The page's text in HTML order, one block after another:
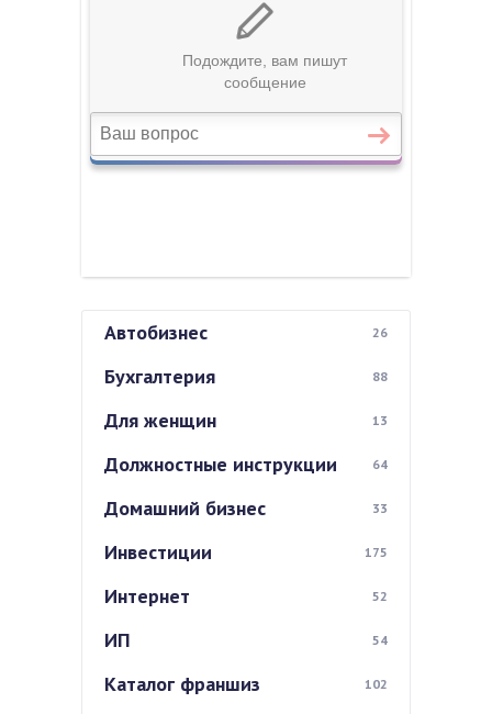
Автобизнес 26
Бухгалтерия 88
Для женщин 13
Должностные инструкции 64
Домашний бизнес 33
Инвестиции 175
Интернет 52
ИП 54
Каталог франшиз 102